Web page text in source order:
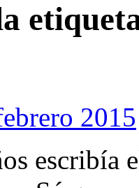
2015
escribía